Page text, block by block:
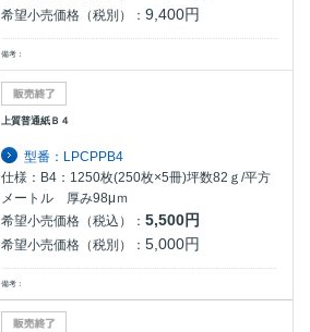
希望小売価格（税別）：9,400円
備考：
上質普通紙Ｂ４
型番：LPCPPB4
仕様：B4：1250枚(250枚×5冊)坪数82ｇ/平方
メートル 厚み98μｍ
希望小売価格（税込）： 5,500円
希望小売価格（税別）： 5,000円
備考：